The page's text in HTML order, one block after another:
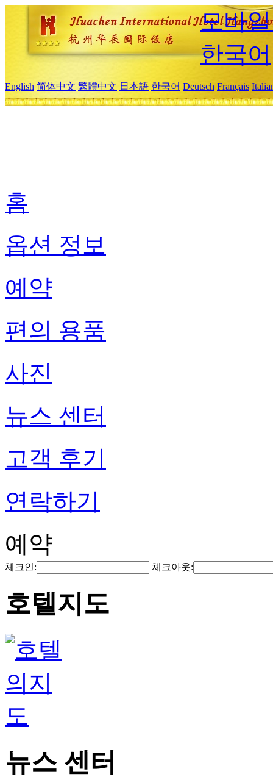
모바
한국어
English 简体中文 繁體中文 日本語 한국어 Deutsch Français
홈
옵션 정보
예약
편의 용품
사진
뉴스 센터
고객 후기
연락하기
예약
체크인: 체크아웃:
호텔지도
뉴스 센터